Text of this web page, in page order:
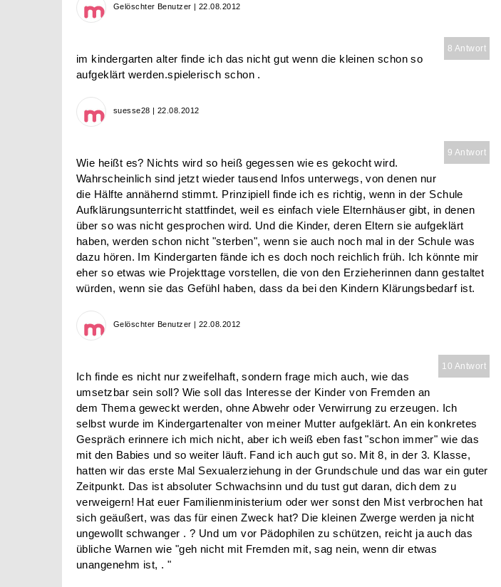
Gelöschter Benutzer | 22.08.2012
8 Antwort
im kindergarten alter finde ich das nicht gut wenn die kleinen schon so
aufgeklärt werden.spielerisch schon .
suesse28 | 22.08.2012
9 Antwort
Wie heißt es? Nichts wird so heiß gegessen wie es gekocht wird.
Wahrscheinlich sind jetzt wieder tausend Infos unterwegs, von denen nur
die Hälfte annähernd stimmt. Prinzipiell finde ich es richtig, wenn in der Schule
Aufklärungsunterricht stattfindet, weil es einfach viele Elternhäuser gibt, in denen
über so was nicht gesprochen wird. Und die Kinder, deren Eltern sie aufgeklärt
haben, werden schon nicht "sterben", wenn sie auch noch mal in der Schule was
dazu hören. Im Kindergarten fände ich es doch noch reichlich früh. Ich könnte mir
eher so etwas wie Projekttage vorstellen, die von den Erzieherinnen dann gestaltet
würden, wenn sie das Gefühl haben, dass da bei den Kindern Klärungsbedarf ist.
Gelöschter Benutzer | 22.08.2012
10 Antwort
Ich finde es nicht nur zweifelhaft, sondern frage mich auch, wie das
umsetzbar sein soll? Wie soll das Interesse der Kinder von Fremden an
dem Thema geweckt werden, ohne Abwehr oder Verwirrung zu erzeugen. Ich
selbst wurde im Kindergartenalter von meiner Mutter aufgeklärt. An ein konkretes
Gespräch erinnere ich mich nicht, aber ich weiß eben fast "schon immer" wie das
mit den Babies und so weiter läuft. Fand ich auch gut so. Mit 8, in der 3. Klasse,
hatten wir das erste Mal Sexualerziehung in der Grundschule und das war ein guter
Zeitpunkt. Das ist absoluter Schwachsinn und du tust gut daran, dich dem zu
verweigern! Hat euer Familienministerium oder wer sonst den Mist verbrochen hat
sich geäußert, was das für einen Zweck hat? Die kleinen Zwerge werden ja nicht
ungewollt schwanger . ? Und um vor Pädophilen zu schützen, reicht ja auch das
übliche Warnen wie "geh nicht mit Fremden mit, sag nein, wenn dir etwas
unangenehm ist, . "